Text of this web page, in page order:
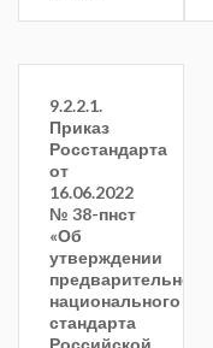
9.2.2.1.
Приказ
Росстандарта
от
16.06.2022
№ 38-пнст
«Об
утверждении
предварительного
национального
стандарта
Российской